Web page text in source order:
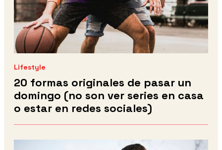
Lifestyle
20 formas originales de pasar un
domingo (no son ver series en casa
o estar en redes sociales)